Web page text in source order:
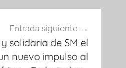
Entrada siguiente
solidaria de SM el
nuevo impulso al